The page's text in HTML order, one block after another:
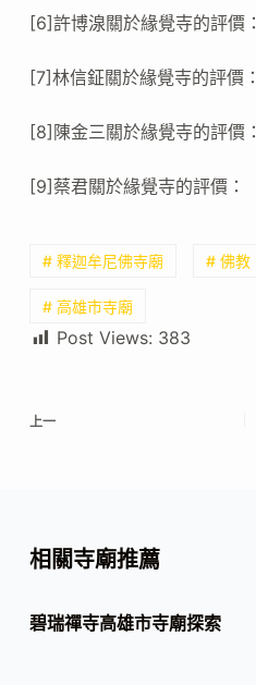
[6]許博湶關於緣覺寺的評價：
[7]林信鉦關於緣覺寺的評價：
[8]陳金三關於緣覺寺的評價：
[9]蔡君關於緣覺寺的評價：
# 釋迦牟尼佛寺廟 # 佛教
# 高雄市寺廟
Post Views: 383
上一
相關寺廟推薦
碧瑞禪寺高雄市寺廟探索